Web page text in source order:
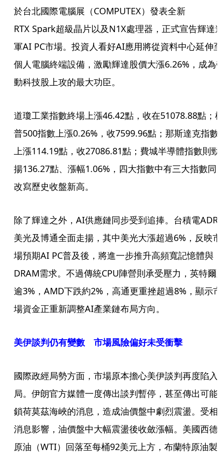
於台北國際電腦展（COMPUTEX）發表全新
RTX Spark超級晶片以及N1X處理器，正式宣告輝達
軍AI PC市場。投資人看好AI應用將從資料中心延伸
個人電腦終端設備，激勵輝達股價大漲6.26%，成為
動科技股上攻的最大功臣。
道瓊工業指數終場上漲46.42點，收在51078.88點；
普500指數上漲0.26%，收7599.96點；那斯達克指數
上漲114.19點，收27086.81點；費城半導體指數則勁
揚136.27點、漲幅1.06%，四大指數中有三大指數同
改寫歷史收盤新高。
除了輝達之外，AI供應鏈同步受到追捧。台積電ADR
美光及博通全面走揚，其中美光大漲超過6%，反映市
場預期AI PC普及後，將進一步推升高頻寬記憶體與
DRAM需求。不過傳統CPU陣營則承受壓力，英特爾
逾3%，AMD下跌約2%，高通更重挫超過8%，顯示
場資金正重新調整AI產業鏈布局方向。
美伊談判仍有變數 市場風險偏好未受衝擊
國際政經局勢方面，市場原本擔心美伊談判再度陷入
局。伊朗官方媒體一度傳出談判暫停，甚至傳出可能
鎖荷莫茲海峽的消息，造成油價盤中劇烈震盪。受相
消息影響，油價盤中大幅震盪後收斂漲幅。美國西德
原油（WTI）回落至每桶92美元上方，布蘭特原油製